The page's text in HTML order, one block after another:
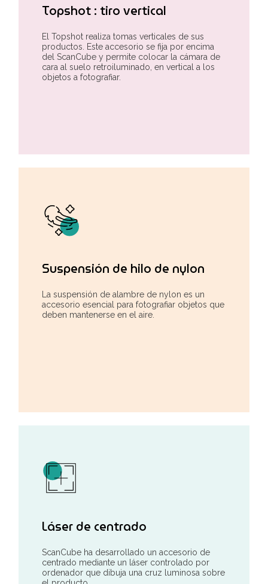
Topshot : tiro vertical
El Topshot realiza tomas verticales de sus
productos. Este accesorio se fija por encima
del ScanCube y permite colocar la cámara de
cara al suelo retroiluminado, en vertical a los
objetos a fotografiar.
Suspensión de hilo de nylon
La suspensión de alambre de nylon es un
accesorio esencial para fotografiar objetos que
deben mantenerse en el aire.
Láser de centrado
ScanCube ha desarrollado un accesorio de
centrado mediante un láser controlado por
ordenador que dibuja una cruz luminosa sobre